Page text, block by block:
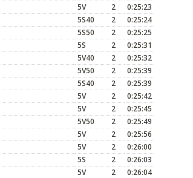
5V 2
0:25:23
5S40 2
0:25:24
5S50 2
0:25:25
5S 2
0:25:31
5V40 2
0:25:32
5V50 2
0:25:39
5S40 2
0:25:39
5V 2
0:25:42
5V 2
0:25:45
5V50 2
0:25:49
5V 2
0:25:56
5V 2
0:26:00
5S 2
0:26:03
5V 2
0:26:04